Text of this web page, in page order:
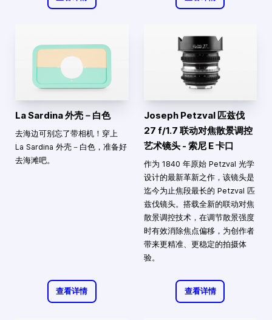
La Sardina 外壳－白色
去海边可别忘了带相机！穿上
La Sardina 外壳－白色，准备好
去海滩吧。
查看详情
Joseph Petzval 匹兹伐
27 f/1.7 联动对焦散景调控
艺术镜头 - 索尼 E 卡口
作为 1840 年原始 Petzval 光学
设计的最新革新之作，该镜头是
迄今为止焦段最长的 Petzval 匹
兹伐镜头。搭载全新的联动对焦
散景调控技术，在调节散景强度
时有效消除焦点偏移，为创作者
带来更精准、更稳定的拍摄体
验。
查看详情